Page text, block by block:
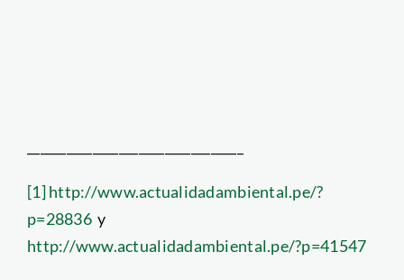
[1]http://www.actualidadambiental.pe/?
p=28836y
http://www.actualidadambiental.pe/?p=41547